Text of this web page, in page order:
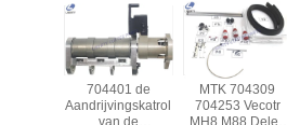
704401 de
Aandrijvingskatrol
van de
MTK 704309
704253 Vecotr
MH8 M88 Delen